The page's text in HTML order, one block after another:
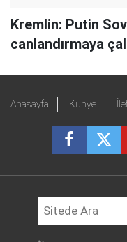
Kremlin: Putin
canlandırmaya
Anasayfa Künye